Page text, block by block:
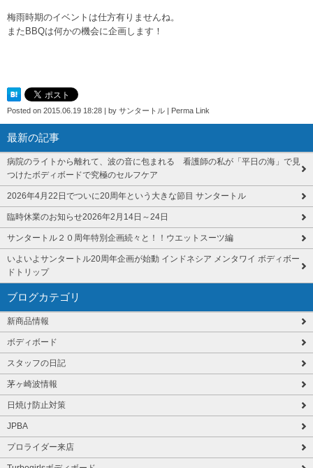
梅雨時期のイベントは仕方有りませんね。
またBBQは何かの機会に企画します！
Posted on 2015.06.19 18:28 | by サンタートル | Perma Link
最新の記事
病院のライトから離れて、波の音に包まれる 看護師の私が「平日の海」で見
つけたボディボードで究極のセルフケア
2026年4月22日でついに20周年という大きな節目 サンタートル
臨時休業のお知らせ2026年2月14日～24日
サンタートル２０周年特別企画続々と！！ウエットスーツ編
いよいよサンタートル20周年企画が始動 インドネシア メンタワイ ボディボー
ドトリップ
ブログカテゴリ
新商品情報
ボディボード
スタッフの日記
茅ヶ崎波情報
日焼け防止対策
JPBA
プロライダー来店